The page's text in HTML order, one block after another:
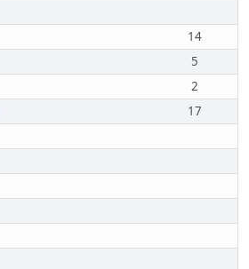
14
5
2
17